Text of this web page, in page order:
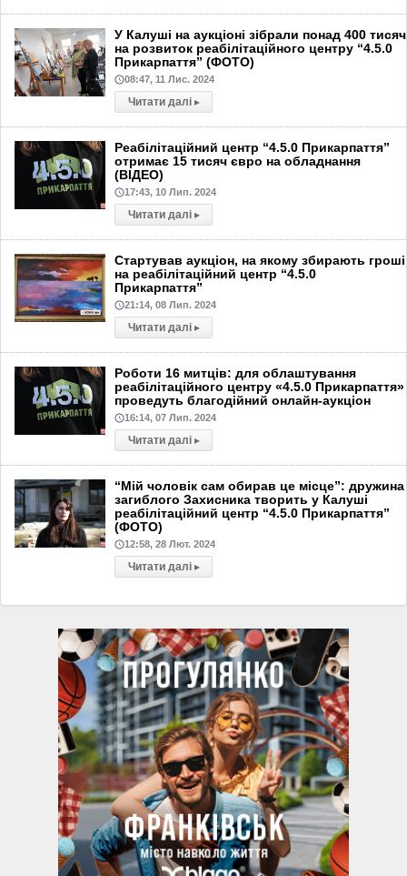
У Калуші на аукціоні зібрали понад 400 тисяч
на розвиток реабілітаційного центру “4.5.0
Прикарпаття” (ФОТО)
08:47, 11 Лис. 2024
Читати далі ▸
Реабілітаційний центр “4.5.0 Прикарпаття”
отримає 15 тисяч євро на обладнання
(ВІДЕО)
17:43, 10 Лип. 2024
Читати далі ▸
Стартував аукціон, на якому збирають гроші
на реабілітаційний центр “4.5.0
Прикарпаття”
21:14, 08 Лип. 2024
Читати далі ▸
Роботи 16 митців: для облаштування
реабілітаційного центру «4.5.0 Прикарпаття»
проведуть благодійний онлайн-аукціон
16:14, 07 Лип. 2024
Читати далі ▸
“Мій чоловік сам обирав це місце”: дружина
загиблого Захисника творить у Калуші
реабілітаційний центр “4.5.0 Прикарпаття”
(ФОТО)
12:58, 28 Лют. 2024
Читати далі ▸